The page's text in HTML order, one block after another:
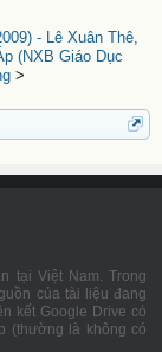
- Lê Xuân Thê,
(NXB Giáo Dục
>
tại Việt Nam. Trong
của tài liệu đang
kết Google Drive có
(thường là không có